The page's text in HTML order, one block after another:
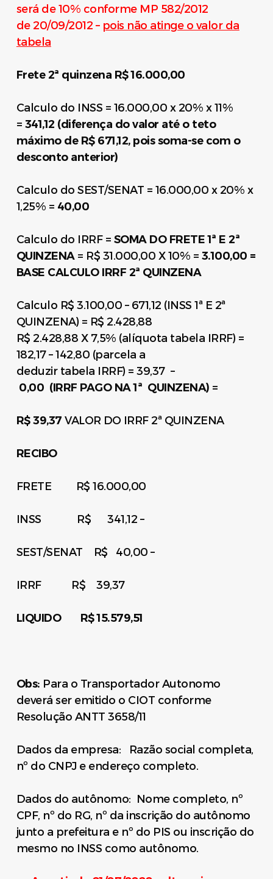
será de 10% conforme MP 582/2012
de 20/09/2012 – pois não atinge o valor da
tabela
Frete 2ª quinzena R$ 16.000,00
Calculo do INSS = 16.000,00 x 20% x 11%
= 341,12 (diferença do valor até o teto
máximo de R$ 671,12, pois soma-se com o
desconto anterior)
Calculo do SEST/SENAT = 16.000,00 x 20% x
1,25% = 40,00
Calculo do IRRF = SOMA DO FRETE 1ª E 2ª
QUINZENA= R$ 31.000,00 X 10% = 3.100,00 =
BASE CALCULO IRRF 2ª QUINZENA
Calculo R$ 3.100,00 – 671,12 (INSS 1ª E 2ª
QUINZENA) = R$ 2.428,88
R$ 2.428,88 X 7,5% (alíquota tabela IRRF) =
182,17 – 142,80 (parcela a
deduzir tabela IRRF) = 39,37 –
0,00 (IRRF PAGO NA 1ª QUINZENA) =
R$ 39,37VALOR DO IRRF 2ª QUINZENA
RECIBO
FRETE R$ 16.000,00
INSS R$ 341,12 –
SEST/SENAT R$ 40,00 –
IRRF R$ 39,37
LIQUIDO R$ 15.579,51
Obs: Para o Transportador Autonomo
deverá ser emitido o CIOT conforme
Resolução ANTT 3658/11
Dados da empresa: Razão social completa,
nº do CNPJ e endereço completo.
Dados do autônomo: Nome completo, nº
CPF, nº do RG, nº da inscrição do autônomo
junto a prefeitura e nº do PIS ou inscrição do
mesmo no INSS como autônomo.